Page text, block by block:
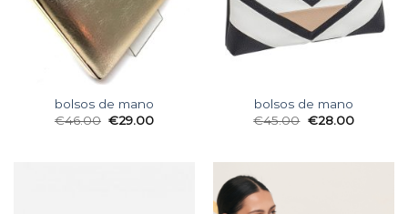
bolsos de mano
€46.00 €29.00
bolsos de mano
€45.00 €28.00